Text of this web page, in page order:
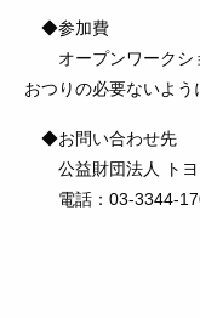
◆参加費
オープンワークシ
おつりの必要ないよう
◆お問い合わせ先
公益財団法人 ト
電話：03-3344-